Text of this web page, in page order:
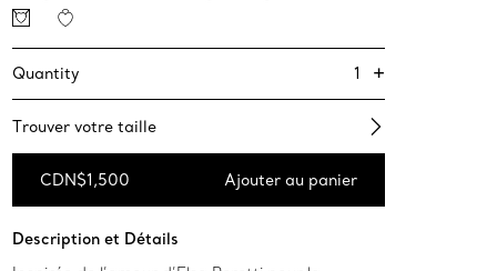
Quantity 1 +
Trouver votre taille
CDN$1,500 Ajouter au panier
Description et Détails